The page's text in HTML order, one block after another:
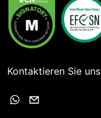
Kontaktieren Sie uns